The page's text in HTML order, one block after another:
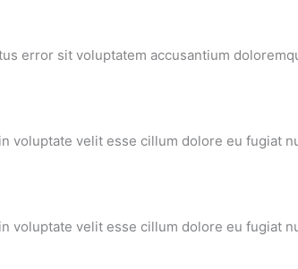
error sit voluptatem accusantium
voluptate velit esse cillum dolore eu fugiat
voluptate velit esse cillum dolore eu fugiat